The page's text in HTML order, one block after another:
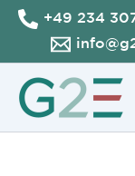
Aller
contenu
+49 234